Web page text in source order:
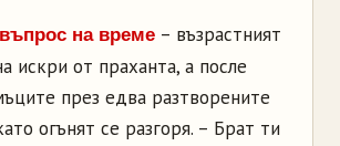
на време – възрастният
искри от праханта, а после
през едва разтворените
огънят се разгоря. – Брат ти